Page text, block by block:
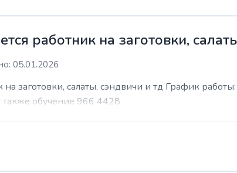
работник на заготовки,
05.01.2026
заготовки, салаты, сэндвичи и тд График
также обучение 966 4428